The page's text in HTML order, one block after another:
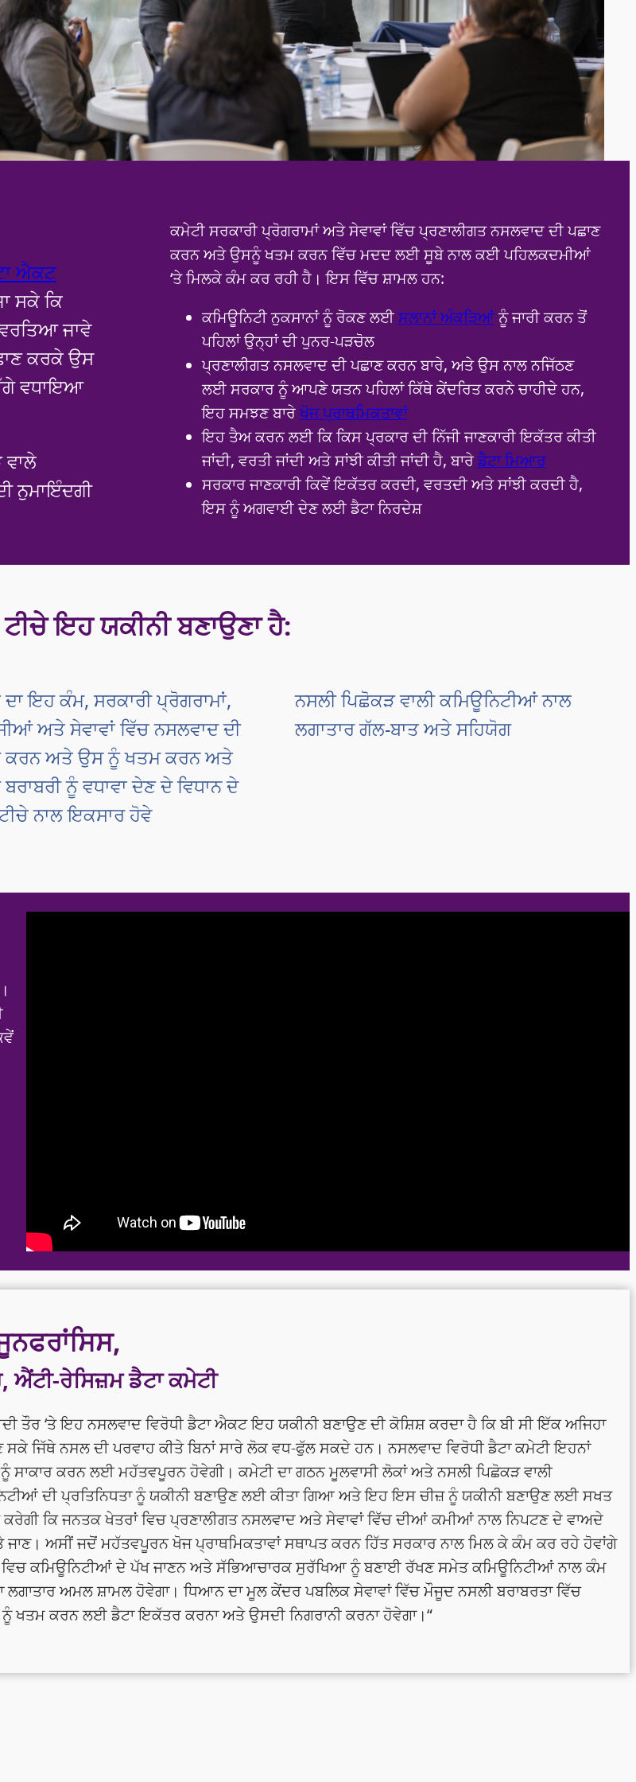
e
ਐਕਟ
ਸਕੇ ਕਿ
ਜਾਵੇ
ਕਰਕੇ ਉਸ
ਵਧਾਇਆ
ਵਾਲੇ
ਨੁਮਾਇੰਦਗੀ
ਕਮੇਟੀ ਸਰਕਾਰੀ ਪ੍ਰੋਗਰਾਮਾਂ ਅਤੇ ਸੇਵਾਵਾਂ ਵਿੱਚ ਪ੍ਰਣਾਲੀਗਤ ਨਸਲਵਾਦ ਦੀ ਪਛਾਣ
ਕਰਨ ਅਤੇ ਉਸਨੂੰ ਖਤਮ ਕਰਨ ਵਿੱਚ ਮਦਦ ਲਈ ਸੂਬੇ ਨਾਲ ਕਈ ਪਹਿਲਕਦਮੀਆਂ
‘ਤੇ ਮਿਲਕੇ ਕੰਮ ਕਰ ਰਹੀ ਹੈ। ਇਸ ਵਿੱਚ ਸ਼ਾਮਲ ਹਨ:
ਕਮਿਊਨਿਟੀ ਨੁਕਸਾਨਾਂ ਨੂੰ ਰੋਕਣ ਲਈ ਸਲਾਨਾਂ ਅੰਕੜਿਆਂਨੂੰ ਜਾਰੀ ਕਰਨ ਤੋਂ
ਪਹਿਲਾਂ ਉਨ੍ਹਾਂ ਦੀ ਪੁਨਰ-ਪੜਚੋਲ
ਪ੍ਰਣਾਲੀਗਤ ਨਸਲਵਾਦ ਦੀ ਪਛਾਣ ਕਰਨ ਬਾਰੇ, ਅਤੇ ਉਸ ਨਾਲ ਨਜਿੱਠਣ
ਲਈ ਸਰਕਾਰ ਨੂੰ ਆਪਣੇ ਯਤਨ ਪਹਿਲਾਂ ਕਿੱਥੇ ਕੇਂਦਰਿਤ ਕਰਨੇ ਚਾਹੀਦੇ ਹਨ,
ਇਹ ਸਮਝਣ ਬਾਰੇਖੋਜ ਪ੍ਰਾਥਮਿਕਤਾਵਾਂ
ਇਹ ਤੈਅ ਕਰਨ ਲਈ ਕਿ ਕਿਸ ਪ੍ਰਕਾਰ ਦੀ ਨਿੱਜੀ ਜਾਣਕਾਰੀ ਇਕੱਤਰ ਕੀਤੀ
ਜਾਂਦੀ, ਵਰਤੀ ਜਾਂਦੀ ਅਤੇ ਸਾਂਝੀ ਕੀਤੀ ਜਾਂਦੀ ਹੈ, ਬਾਰੇ ਡੈਟਾ ਮਿਆਰ
ਸਰਕਾਰ ਜਾਣਕਾਰੀ ਕਿਵੇਂ ਇਕੱਤਰ ਕਰਦੀ, ਵਰਤਦੀ ਅਤੇ ਸਾਂਝੀ ਕਰਦੀ ਹੈ,
ਇਸ ਨੂੰ ਅਗਵਾਈ ਦੇਣ ਲਈ ਡੈਟਾ ਨਿਰਦੇਸ਼
ਇਹ ਯਕੀਨੀ ਬਣਾਉਣਾ ਹੈ:
ਦਾ ਇਹ ਕੰਮ, ਸਰਕਾਰੀ ਪ੍ਰੋਗਰਾਮਾਂ,
ਅਤੇ ਸੇਵਾਵਾਂ ਵਿੱਚ ਨਸਲਵਾਦ ਦੀ
ਕਰਨ ਅਤੇ ਉਸ ਨੂੰ ਖਤਮ ਕਰਨ ਅਤੇ
ਨੂੰ ਵਧਾਵਾ ਦੇਣ ਦੇ ਵਿਧਾਨ ਦੇ
ਨਾਲ ਇਕਸਾਰ ਹੋਵੇ
ਨਸਲੀ ਪਿਛੋਕੜ ਵਾਲੀ ਕਮਿਊਨਿਟੀਆਂ ਨਾਲ
ਲਗਾਤਾਰ ਗੱਲ-ਬਾਤ ਅਤੇ ਸਹਿਯੋਗ
ਐਂਟੀ-ਰੇਸਿਜ਼ਮ ਡੈਟਾ ਕਮੇਟੀ
ਤੌਰ ‘ਤੇ ਇਹ ਨਸਲਵਾਦ ਵਿਰੋਧੀ ਡੈਟਾ ਐਕਟ ਇਹ ਯਕੀਨੀ ਬਣਾਉਣ ਦੀ ਕੋਸ਼ਿਸ਼ ਕਰਦਾ ਹੈ ਕਿ ਬੀ ਸੀ ਇੱਕ ਅਜਿਹਾ
ਸਕੇ ਜਿੱਥੇ ਨਸਲ ਦੀ ਪਰਵਾਹ ਕੀਤੇ ਬਿਨਾਂ ਸਾਰੇ ਲੋਕ ਵਧ-ਫੁੱਲ ਸਕਦੇ ਹਨ। ਨਸਲਵਾਦ ਵਿਰੋਧੀ ਡੈਟਾ ਕਮੇਟੀ ਇਹਨਾਂ
ਸਾਕਾਰ ਕਰਨ ਲਈ ਮਹੱਤਵਪੂਰਨ ਹੋਵੇਗੀ। ਕਮੇਟੀ ਦਾ ਗਠਨ ਮੂਲਵਾਸੀ ਲੋਕਾਂ ਅਤੇ ਨਸਲੀ ਪਿਛੋਕੜ ਵਾਲੀ
ਦੀ ਪ੍ਰਤਿਨਿਧਤਾ ਨੂੰ ਯਕੀਨੀ ਬਣਾਉਣ ਲਈ ਕੀਤਾ ਗਿਆ ਅਤੇ ਇਹ ਇਸ ਚੀਜ਼ ਨੂੰ ਯਕੀਨੀ ਬਣਾਉਣ ਲਈ ਸਖਤ
ਕਿ ਜਨਤਕ ਖੇਤਰਾਂ ਵਿਚ ਪ੍ਰਣਾਲੀਗਤ ਨਸਲਵਾਦ ਅਤੇ ਸੇਵਾਵਾਂ ਵਿੱਚ ਦੀਆਂ ਕਮੀਆਂ ਨਾਲ ਨਿਪਟਣ ਦੇ ਵਾਅਦੇ
ਜਾਣ। ਅਸੀਂ ਜਦੋਂ ਮਹੱਤਵਪੂਰਨ ਖੋਜ ਪ੍ਰਾਥਮਿਕਤਾਵਾਂ ਸਥਾਪਤ ਕਰਨ ਹਿੱਤ ਸਰਕਾਰ ਨਾਲ ਮਿਲ ਕੇ ਕੰਮ ਕਰ ਰਹੇ ਹੋਵਾਂਗੇ
ਕਮਿਊਨਿਟੀਆਂ ਦੇ ਪੱਖ ਜਾਣਨ ਅਤੇ ਸੱਭਿਆਚਾਰਕ ਸੁਰੱਖਿਆ ਨੂੰ ਬਣਾਈ ਰੱਖਣ ਸਮੇਤ ਕਮਿਊਨਿਟੀਆਂ ਨਾਲ ਕੰਮ
ਲਗਾਤਾਰ ਅਮਲ ਸ਼ਾਮਲ ਹੋਵੇਗਾ। ਧਿਆਨ ਦਾ ਮੂਲ ਕੇਂਦਰ ਪਬਲਿਕ ਸੇਵਾਵਾਂ ਵਿੱਚ ਮੌਜੂਦ ਨਸਲੀ ਬਰਾਬਰਤਾ ਵਿੱਚ
ਖਤਮ ਕਰਨ ਲਈ ਡੈਟਾ ਇਕੱਤਰ ਕਰਨਾ ਅਤੇ ਉਸਦੀ ਨਿਗਰਾਨੀ ਕਰਨਾ ਹੋਵੇਗਾ।“